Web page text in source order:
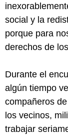
social y la
porque para
derechos de
Durante el
algún tiempo
compañeros
los vecinos,
trabajar